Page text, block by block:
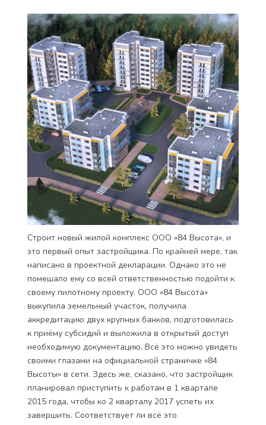
Строит новый жилой комплекс ООО «84 Высота», и
это первый опыт застройщика. По крайней мере, так
написано в проектной декларации. Однако это не
помешало ему со всей ответственностью подойти к
своему пилотному проекту. ООО «84 Высота»
выкупила земельный участок, получила
аккредитацию двух крупных банков, подготовилась
к приёму субсидий и выложила в открытый доступ
необходимую документацию. Всё это можно увидеть
своими глазами на официальной страничке «84
Высоты» в сети. Здесь же, сказано, что застройщик
планировал приступить к работам в 1 квартале
2015 года, чтобы ко 2 кварталу 2017 успеть их
завершить. Соответствует ли всё это